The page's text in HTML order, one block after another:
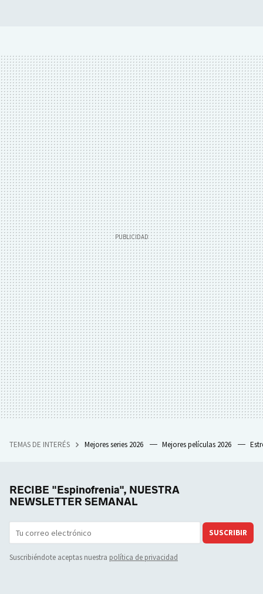
TEMAS DE INTERÉS Mejores series 2026 Mejores películas 2026
RECIBE "Espinofrenia", NUESTRA
NEWSLETTER SEMANAL
SUSCRIBIR
Suscribiéndote aceptas nuestra política de privacidad